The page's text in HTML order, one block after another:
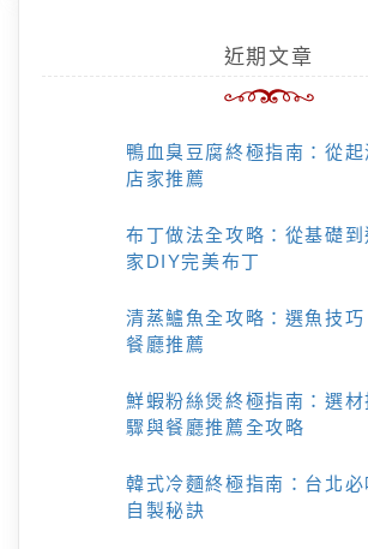
近期文章
鴨血臭豆腐終極指南：從
店家推薦
布丁做法全攻略：從基礎
家DIY完美布丁
清蒸鱸魚全攻略：選魚技
餐廳推薦
鮮蝦粉絲煲終極指南：選
驟與餐廳推薦全攻略
韓式冷麵終極指南：台北
自製秘訣